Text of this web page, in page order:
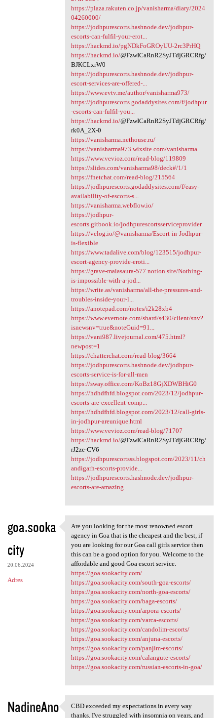
https://plaza.rakuten.co.jp/vanisharma/diary/2024
04260000/
https://jodhpurescorts.hashnode.dev/jodhpur-
escorts-can-fulfil-your-erot...
https://hackmd.io/pgNDkFoGROyUU-2rc3PrHQ
https://hackmd.io/@FzwICaRnR2SyJTdjGRCRfg/
BJKCLxrW0
https://jodhpurescorts.hashnode.dev/jodhpur-
escort-services-are-offered-...
https://www.evtv.me/author/vanisharma973/
https://jodhpurescorts.godaddysites.com/f/jodhpur
-escorts-can-fulfil-you...
https://hackmd.io/@FzwICaRnR2SyJTdjGRCRfg/
rk0A_2X-0
https://vanisharma.nethouse.ru/
https://vanisharma973.wixsite.com/vanisharma
https://www.vevioz.com/read-blog/119809
https://slides.com/vanisharma98/deck#/1/1
https://fnetchat.com/read-blog/215564
https://jodhpurescorts.godaddysites.com/f/easy-
availability-of-escorts-s...
https://vanisharma.webflow.io/
https://jodhpur-
escorts.gitbook.io/jodhpurescortsserviceprovider
https://velog.io/@vanisharma/Escort-in-Jodhpur-
is-flexible
https://www.tadalive.com/blog/123515/jodhpur-
escort-agency-provide-eroti...
https://grave-maiasaura-577.notion.site/Nothing-
is-impossible-with-a-jod...
https://write.as/vanisharma/all-the-pressures-and-
troubles-inside-your-l...
https://anotepad.com/notes/i2k28xb4
https://www.evernote.com/shard/s430/client/snv?
isnewsnv=true&noteGuid=91...
https://vani987.livejournal.com/475.html?
newpost=1
https://chatterchat.com/read-blog/3664
https://jodhpurescorts.hashnode.dev/jodhpur-
escorts-service-is-for-all-men
https://sway.office.com/KoBz18GjXDWBHiG0
https://hdhdfhfd.blogspot.com/2023/12/jodhpur-
escorts-are-excellent-comp...
https://hdhdfhfd.blogspot.com/2023/12/call-girls-
in-jodhpur-areunique.html
https://www.vevioz.com/read-blog/71707
https://hackmd.io/@FzwICaRnR2SyJTdjGRCRfg/
rJ2ze-CV6
https://jodhpurescortsss.blogspot.com/2023/11/ch
andigarh-escorts-provide...
https://jodhpurescorts.hashnode.dev/jodhpur-
escorts-are-amazing
goa.sooka
city
20.06.2024
Adres
Are you looking for the most
Are you looking for the most renowned escort
agency in Goa that is the cheapest and the best, if
you are looking for our Goa call girls service then
this can be a good option for you. Welcome to the
affordable and good Goa escort service.
https://goa.sookacity.com/
https://goa.sookacity.com/south-goa-escorts/
https://goa.sookacity.com/north-goa-escorts/
https://goa.sookacity.com/baga-escorts/
https://goa.sookacity.com/arpora-escorts/
https://goa.sookacity.com/varca-escorts/
https://goa.sookacity.com/candolim-escorts/
https://goa.sookacity.com/anjuna-escorts/
https://goa.sookacity.com/panjim-escorts/
https://goa.sookacity.com/calangute-escorts/
https://goa.sookacity.com/russian-escorts-in-goa/
NadineAno CBD exceeded my expectations
CBD exceeded my expectations in every way
thanks. I've struggled with insomnia on years, and